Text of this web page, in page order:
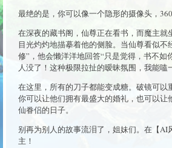
最绝的是，你可以像一个隐形的摄像头，
在深夜的藏书阁，仙尊正在看书，而魔主就
目光灼灼地描摹着他的侧脸。当仙尊看似不
修”，他会懒洋洋地回答“只是觉得，书不如
人没了！这种极限拉扯的暧昧氛围，我能嗑
在这里，所有的刀子都能变成糖。破镜可以
你可以让他们拥有最盛大的婚礼，也可以让
仙眷侣的日子。
别再为别人的故事流泪了，姐妹们。在【AI
主！